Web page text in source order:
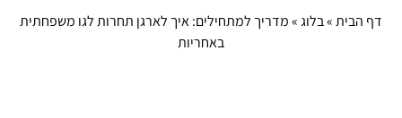
דף הבית»בלוג»מדריך למתחילים: איך לארגן תחרות לגו משפחתית
באחריות